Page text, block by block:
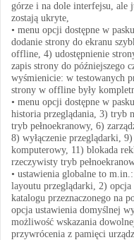
górze i na dole interfejsu, ale
zostają ukryte,
• menu opcji dostępne w
dodanie strony do ekranu
offline, 4) udostępnienie
zapis strony do późniejszego
wyśmienicie: w testowanych
strony w offline były
• menu opcji dostępne w
historia przeglądania, 3) tryb
tryb pełnoekranowy, 6)
8) wyłączenie przeglądarki,
komputerowy, 11) blokada
rzeczywisty tryb
• ustawienia globalne to
layoutu przeglądarki, 2)
katalogu przeznaczonego na
opcja ustawienia domyślnej
możliwość wskazania
przywrócenia z pamięci